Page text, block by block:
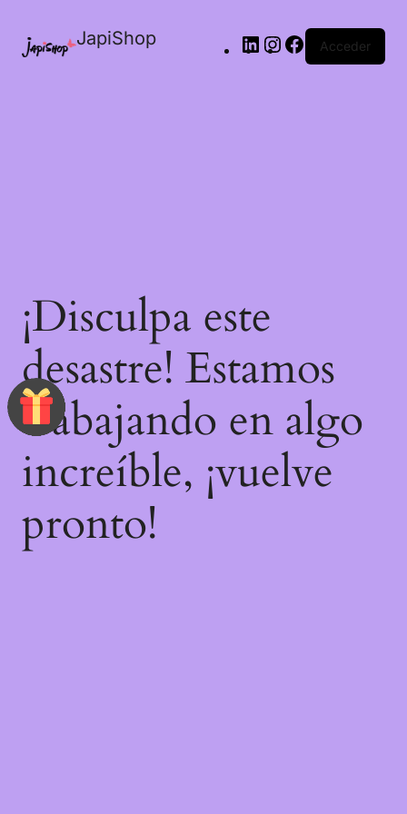
JapiShop Acceder
¡Disculpa este
desastre! Estamos
trabajando en algo
increíble, ¡vuelve
pronto!